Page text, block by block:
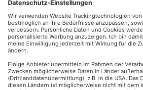
Widerrufsrecht
für Verbraucher
Elektronischer
Geschäftsverkehr
Barrierefreiheit
HERKERT
FORUM VERLAG
HERKERT
Kontakt